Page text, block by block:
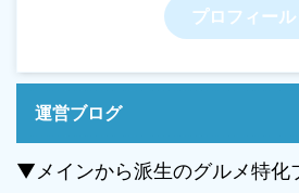
プロフィール
運営ブログ
▼メインから派生のグルメ特化